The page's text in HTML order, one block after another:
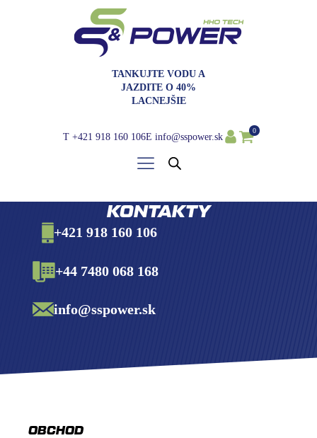
TANKUJTE VODU A
JAZDITE O 40%
LACNEJŠIE
T +421 918 160 106E info@sspower.sk
0
KONTAKTY
+421 918 160 106
+44 7480 068 168
info@sspower.sk
OBCHOD